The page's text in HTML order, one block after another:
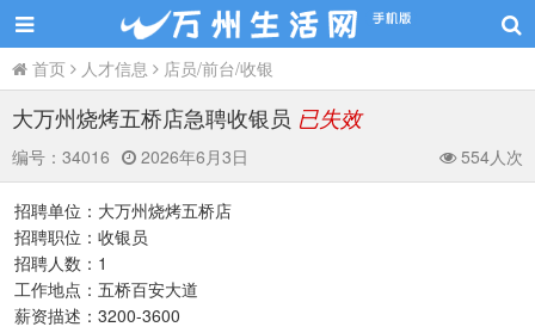
首页 人才信息 店员/前台/收银
大万州烧烤五桥店急聘收银员 已失效
编号： 34016 2026年6月3日 554人次
招聘单位：大万州烧烤五桥店
招聘职位：收银员
招聘人数：1
工作地点：五桥百安大道
薪资描述：3200-3600